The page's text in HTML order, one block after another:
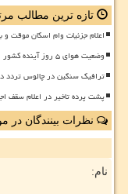
تازه ترین مطالب
اعلام جزئیات وام اسکان موقت
وضعیت هوای ۵ روز آینده کشور اخطار رگبارهای تابستانی در ۷ استان
ترافیک سنگین در چالوس تردد
پشت پرده تاخیر در اعلام سقف
نظرات بینندگان در
نام: